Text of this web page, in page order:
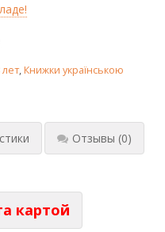
,Книжки українською
Отзывы (0)
картой